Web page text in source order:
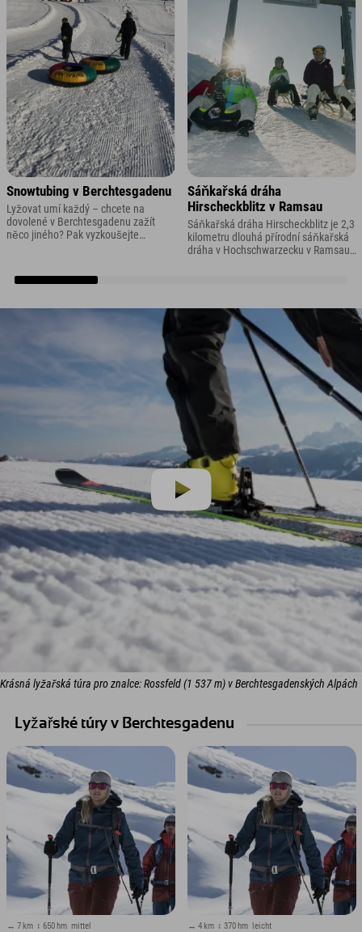
Snowtubing v Berchtesgadenu
Lyžovat umí každý – chcete na
dovolené v Berchtesgadenu zažít
něco jiného? Pak vyzkoušejte
pneumatice přes upravený svah nebo
speciálně upravený svah.
Sáňkařská dráha
Hirscheckblitz v Ramsau
Sáňkařská dráha Hirscheckblitz je 2,3
kilometru dlouhá přírodní sáňkařská
dráha v Hochschwarzecku v Ramsau
nebrání v zábavě ze sáňkování.
Krásná lyžařská túra pro znalce: Rossfeld (1 537 m) v Berchtesgadenských Alpách
Lyžařské túry v Berchtesgadenu
↔ 7 km ↕ 650 hm mittel ↔ 4 km ↕ 370 hm leicht